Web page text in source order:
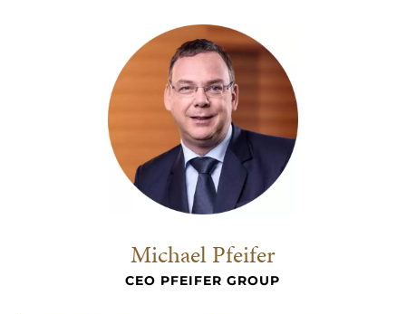
Michael Pfeifer
CEO PFEIFER GROUP